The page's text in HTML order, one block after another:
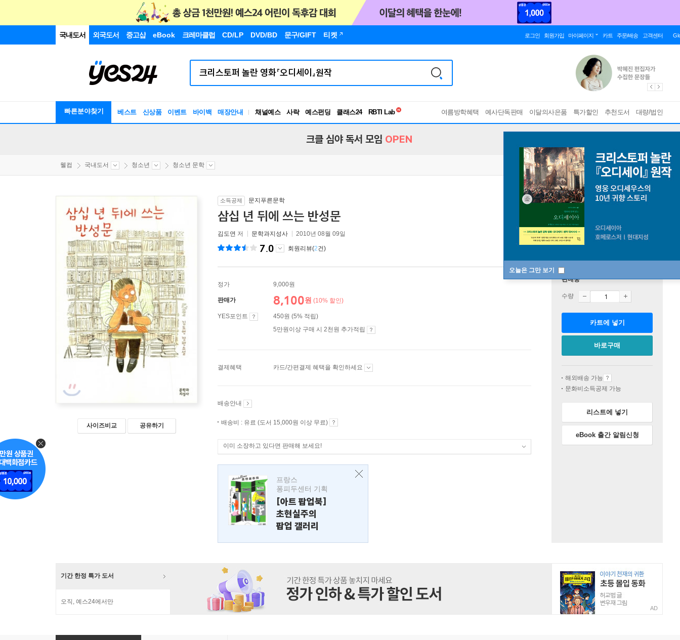
국내도서 외국도서 중고샵 eBook 크레마클럽 CD/LP DVD/BD 문구/GIFT 티켓 로그인 회원가입 마이페이지 카트 주문/배송 고객센터
빠른분야찾기 베스트 신상품 이벤트 바이백 매장안내 채널예스 사락 예스펀딩 클래스24
독서유형검사
여름방학혜택 예사단독판매 이달의사은품 특가할인 추천도서 대량/법인
오늘은 그만 보기
크클 심야 독서 모임 OPEN
웰컴 국내도서 청소년 청소년 문학
사이즈비교 공유하기
소득공제 문지푸른문학
삼십 년 뒤에 쓰는 반성문
김도연 저 문학과지성사 2010년 08월 09일
7.0 회원리뷰(2건)
정가 9,000원
판매가 8,100원 (10% 할인)
YES포인트
450원 (5% 적립)
5만원이상 구매 시 2천원 추가적립
결제혜택 카드/간편결제 혜택을 확인하세요
배송안내
배송비 : 유료 (도서 15,000원 이상 무료)
이미 소장하고 있다면 판매해 보세요!
프랑스
퐁피두센터 기획
[아트 팝업북]
초현실주의
팝업 갤러리
판매중
수량
카트에 넣기
바로구매
해외배송 가능
문화비소득공제 가능
리스트에 넣기
eBook 출간 알림신청
기간 한정 특가 도서
오직, 예스24에서만
AD